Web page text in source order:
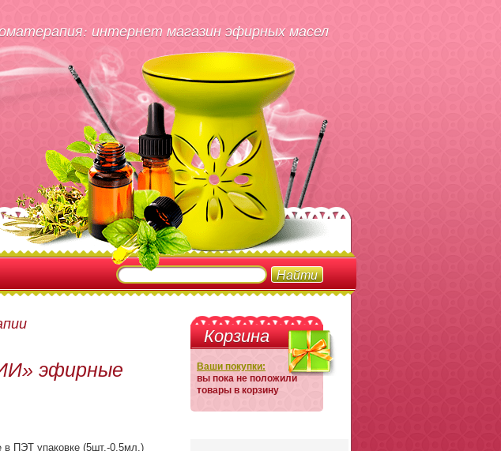
интернет магазин эфирных масел
эфирные
в ПЭТ упаковке (5шт.-0,5мл.)
Корзина
Ваши покупки:
вы пока не положили
товары в корзину